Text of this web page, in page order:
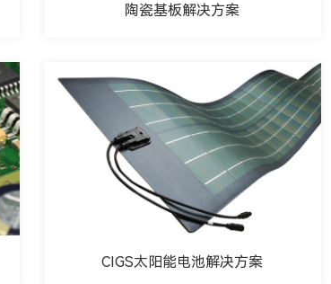
陶瓷基板解决方案
CIGS太阳能电池解决方案